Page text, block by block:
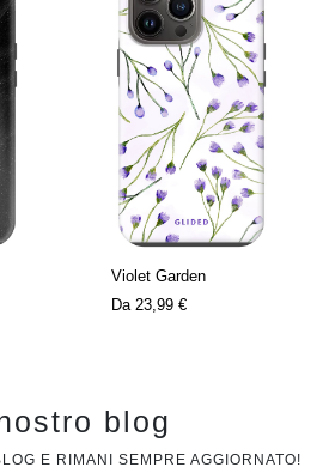
Violet Garden
Da 23,99 €
blog
E RIMANI SEMPRE AGGIORNATO!